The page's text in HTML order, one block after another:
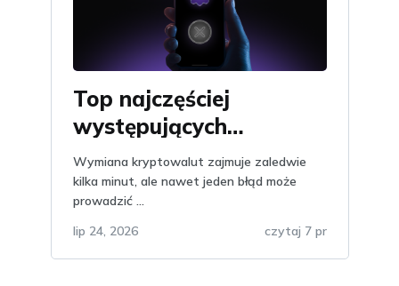
Top najczęściej
występujących
problemów przy
wymianie kryptowalut:
jak ich uniknąć
Wymiana kryptowalut zajmuje zaledwie
kilka minut, ale nawet jeden błąd może
prowadzić ...
lip 24, 2026
czytaj 7 pr